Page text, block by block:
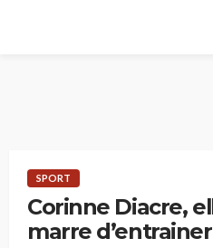
SPORT
Corinne Diacre,
marre